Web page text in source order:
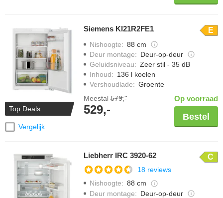
Top Deals
Vergelijk
Siemens KI21R2FE1 E
Nishoogte: 88 cm
Deur montage: Deur-op-deur
Geluidsniveau: Zeer stil - 35 dB
Inhoud: 136 l koelen
Vershoudlade: Groente
Meestal 579,-
529,-
Op voorraad
Bestel
Liebherr IRC 3920-62 C
18 reviews
Nishoogte: 88 cm
Deur montage: Deur-op-deur